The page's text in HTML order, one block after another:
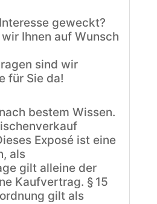
geweckt?
Ihnen auf Wunsch
sind wir
für Sie da!
bestem Wissen.
Exposé ist eine
als
gilt alleine der
Kaufvertrag. § 15
gilt als